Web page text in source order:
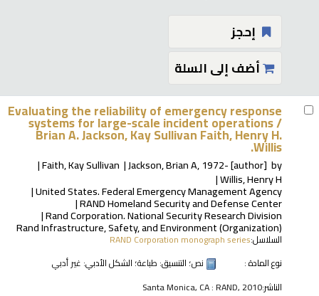
إحجز
أضف إلى السلة
Evaluating the reliability of emergency response
systems for large-scale incident operations /
Brian A. Jackson, Kay Sullivan Faith, Henry H.
Willis.
by
Jackson, Brian A, 1972-[author]
Faith, Kay Sullivan
Willis, Henry H
United States. Federal Emergency Management Agency
RAND Homeland Security and Defense Center
Rand Corporation. National Security Research Division
Rand Infrastructure, Safety, and Environment (Organization)
السلاسل:RAND Corporation monograph series
نوع المادة :
نص؛ التنسيق: طباعة؛ الشكل الأدبي: غير أدبي
الناشر:Santa Monica, CA : RAND, 2010